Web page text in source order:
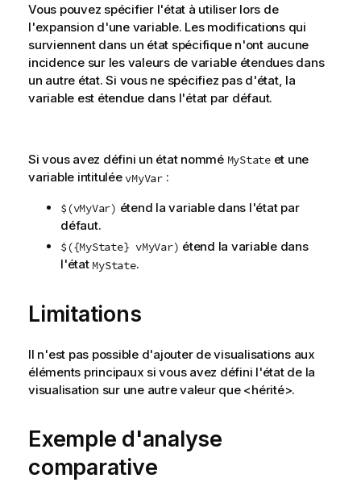
Vous pouvez spécifier l'état à utiliser lors de
l'expansion d'une variable. Les modifications qui
surviennent dans un état spécifique n'ont aucune
incidence sur les valeurs de variable étendues dans
un autre état. Si vous ne spécifiez pas d'état, la
variable est étendue dans l'état par défaut.
Si vous avez défini un état nommé MyStateet une
variable intituléevMyVar:
$(vMyVar) étend la variable dans l'état par
défaut.
$({MyState} vMyVar) étend la variable dans
l'état MyState.
Limitations
Il n'est pas possible d'ajouter de visualisations aux
éléments principaux si vous avez défini l'état de la
visualisation sur une autre valeur que <hérité>.
Exemple d'analyse
comparative